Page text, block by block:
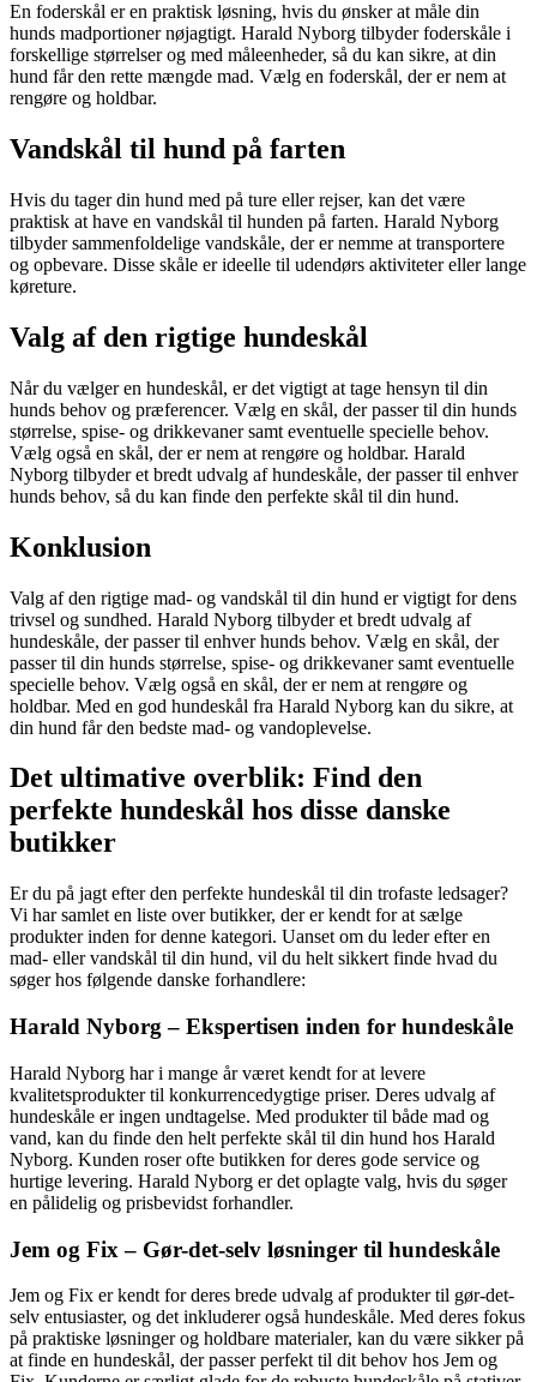
En foderskål er en praktisk løsning, hvis du ønsker at måle din
hunds madportioner nøjagtigt. Harald Nyborg tilbyder foderskåle i
forskellige størrelser og med måleenheder, så du kan sikre, at din
hund får den rette mængde mad. Vælg en foderskål, der er nem at
rengøre og holdbar.
Vandskål til hund på farten
Hvis du tager din hund med på ture eller rejser, kan det være
praktisk at have en vandskål til hunden på farten. Harald Nyborg
tilbyder sammenfoldelige vandskåle, der er nemme at transportere
og opbevare. Disse skåle er ideelle til udendørs aktiviteter eller lange
køreture.
Valg af den rigtige hundeskål
Når du vælger en hundeskål, er det vigtigt at tage hensyn til din
hunds behov og præferencer. Vælg en skål, der passer til din hunds
størrelse, spise- og drikkevaner samt eventuelle specielle behov.
Vælg også en skål, der er nem at rengøre og holdbar. Harald
Nyborg tilbyder et bredt udvalg af hundeskåle, der passer til enhver
hunds behov, så du kan finde den perfekte skål til din hund.
Konklusion
Valg af den rigtige mad- og vandskål til din hund er vigtigt for dens
trivsel og sundhed. Harald Nyborg tilbyder et bredt udvalg af
hundeskåle, der passer til enhver hunds behov. Vælg en skål, der
passer til din hunds størrelse, spise- og drikkevaner samt eventuelle
specielle behov. Vælg også en skål, der er nem at rengøre og
holdbar. Med en god hundeskål fra Harald Nyborg kan du sikre, at
din hund får den bedste mad- og vandoplevelse.
Det ultimative overblik: Find den
perfekte hundeskål hos disse danske
butikker
Er du på jagt efter den perfekte hundeskål til din trofaste ledsager?
Vi har samlet en liste over butikker, der er kendt for at sælge
produkter inden for denne kategori. Uanset om du leder efter en
mad- eller vandskål til din hund, vil du helt sikkert finde hvad du
søger hos følgende danske forhandlere:
Harald Nyborg – Ekspertisen inden for hundeskåle
Harald Nyborg har i mange år været kendt for at levere
kvalitetsprodukter til konkurrencedygtige priser. Deres udvalg af
hundeskåle er ingen undtagelse. Med produkter til både mad og
vand, kan du finde den helt perfekte skål til din hund hos Harald
Nyborg. Kunden roser ofte butikken for deres gode service og
hurtige levering. Harald Nyborg er det oplagte valg, hvis du søger
en pålidelig og prisbevidst forhandler.
Jem og Fix – Gør-det-selv løsninger til hundeskåle
Jem og Fix er kendt for deres brede udvalg af produkter til gør-det-
selv entusiaster, og det inkluderer også hundeskåle. Med deres fokus
på praktiske løsninger og holdbare materialer, kan du være sikker på
at finde en hundeskål, der passer perfekt til dit behov hos Jem og